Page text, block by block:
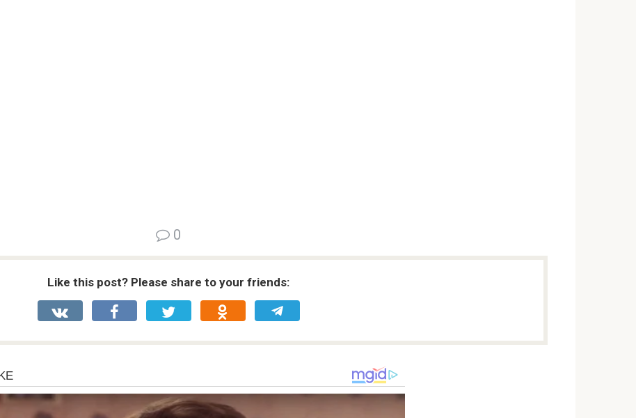
0
Like this post? Please share to your friends: